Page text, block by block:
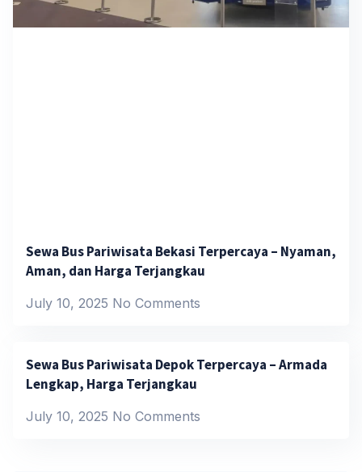
Sewa Bus Pariwisata Bekasi Terpercaya – Nyaman,
Aman, dan Harga Terjangkau
July 10, 2025 No Comments
Sewa Bus Pariwisata Depok Terpercaya – Armada
Lengkap, Harga Terjangkau
July 10, 2025 No Comments